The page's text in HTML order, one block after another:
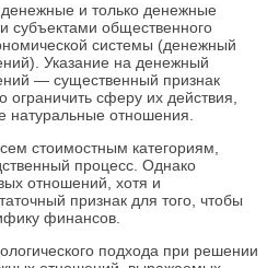
и только денежные
субъектами общественного
системы (денежный
Указание на денежный
— существенный признак
сферу их действия,
натуральные отношения.
стоимостным категориям,
процесс. Однако
отношений, хотя и
признак для того, чтобы
финансов.
подхода при решении